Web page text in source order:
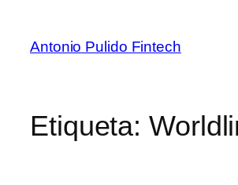
Antonio Pulido Fintech
Etiqueta: